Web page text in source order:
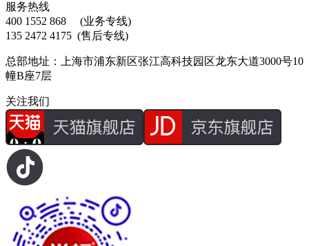
服务热线
400 1552 868
(业务专线)
135 2472 4175 (售后专线)
总部地址：上海市浦东新区张江高科技园区龙东大道3000号10
幢B座7层
关注我们